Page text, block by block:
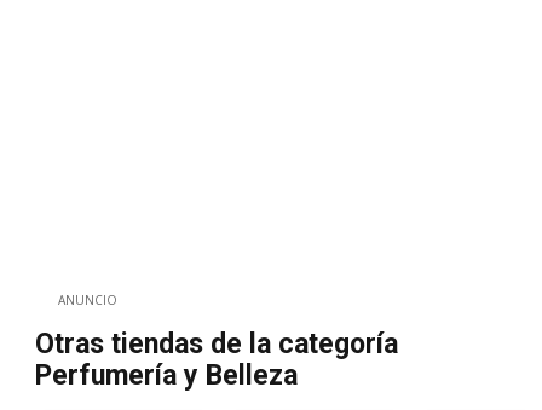
ANUNCIO
Otras tiendas de la categoría
Perfumería y Belleza